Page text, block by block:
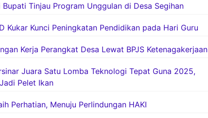
Bupati Tinjau Program Unggulan di Desa Segihan
Kukar Kunci Peningkatan Pendidikan pada Hari Guru
Kerja Perangkat Desa Lewat BPJS Ketenagakerjaan
Juara Satu Lomba Teknologi Tepat Guna 2025,
Pelet Ikan
Perhatian, Menuju Perlindungan HAKI